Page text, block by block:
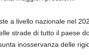
a livello nazionale nel
strade di tutto il paese
inosservanza delle